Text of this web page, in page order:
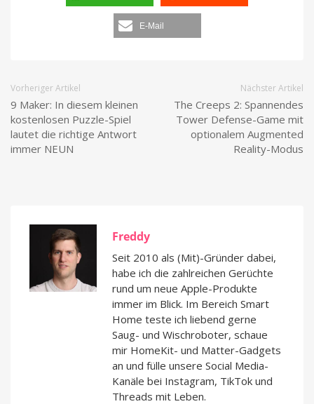
E-Mail
Vorheriger Artikel
9 Maker: In diesem kleinen
kostenlosen Puzzle-Spiel
lautet die richtige Antwort
immer NEUN
Nächster Artikel
The Creeps 2: Spannendes
Tower Defense-Game mit
optionalem Augmented
Reality-Modus
Freddy
Seit 2010 als (Mit)-Gründer dabei,
habe ich die zahlreichen Gerüchte
rund um neue Apple-Produkte
immer im Blick. Im Bereich Smart
Home teste ich liebend gerne
Saug- und Wischroboter, schaue
mir HomeKit- und Matter-Gadgets
an und fülle unsere Social Media-
Kanäle bei Instagram, TikTok und
Threads mit Leben.